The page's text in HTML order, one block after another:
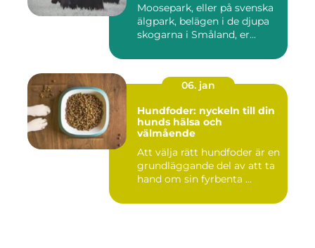
Moosepark, eller på svenska
älgpark, belägen i de djupa
skogarna i Småland, er...
06. jan
Hundfoder: nyckeln till din
hunds hälsa och
välmående
Att välja rätt hundfoder är en
grundläggande del av att ta
hand om sin fyrbenta ...